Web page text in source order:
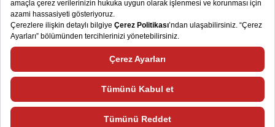
Bilgi Toplumu Hizmetleri
Size daha iyi bir kullanıcı deneyimi yaşatmayı hedefliyoruz. Bu nedenle,
çerezlerden ve web sitemizle nasıl etkileşimde bulunduğunuza ilişkin verileri
kaydedecek araçlardan faydalanıyoruz. Lütfen daha fazla bilgi almak ve çerez
ayarlarınızı nasıl değiştireceğinizi öğrenmek için